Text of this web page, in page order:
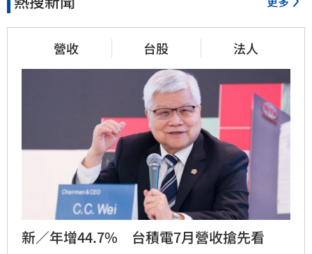
營收 台股 法人
新／年增44.7%　台積電7月營收搶先看